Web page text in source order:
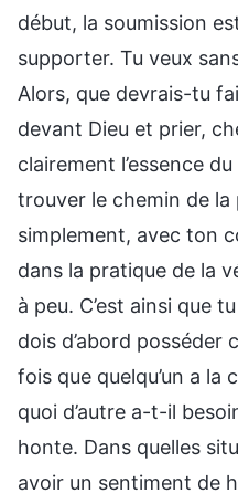
début, la soumission
supporter. Tu veux
Alors, que devrais-tu
devant Dieu et prier,
clairement l’essence
trouver le chemin de la
simplement, avec ton
dans la pratique de la
à peu. C’est ainsi que
dois d’abord posséder
fois que quelqu’un a la
quoi d’autre a-t-il
honte. Dans quelles
avoir un sentiment de